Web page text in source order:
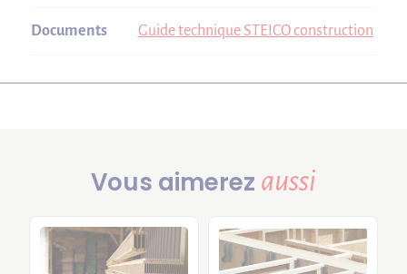
Documents Guide technique STEICO construction
Vous aimerez aussi